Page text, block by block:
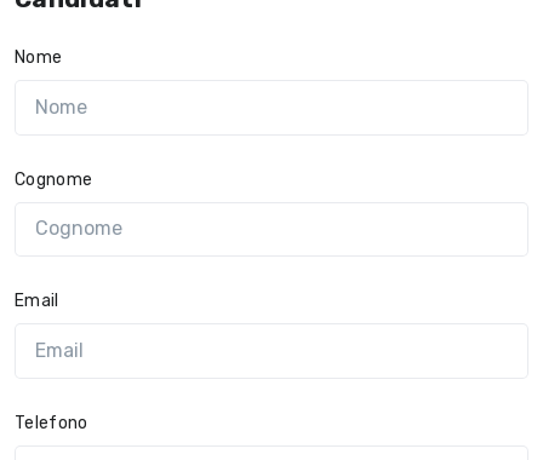
Nome
Cognome
Email
Telefono